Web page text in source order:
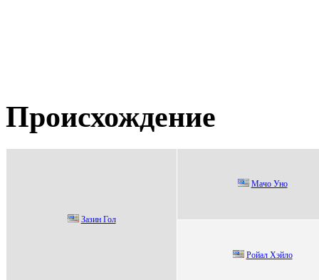
Происхождение
Зaзин Гол
Мaчо Уно
Poйaл Xэйлo